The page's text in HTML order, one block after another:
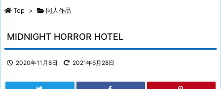
Top > 同人作品
MIDNIGHT HORROR HOTEL
2020年11月8日 2021年6月28日